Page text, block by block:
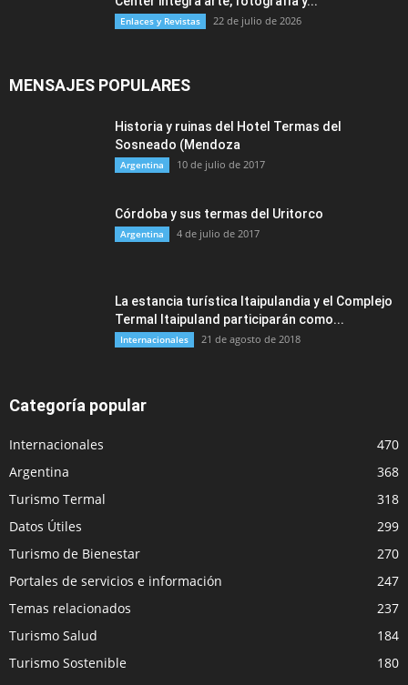
Enlaces y Revistas 22 de julio de 2026
MENSAJES POPULARES
Historia y ruinas del Hotel Termas del
Sosneado (Mendoza
Argentina 10 de julio de 2017
Córdoba y sus termas del Uritorco
Argentina 4 de julio de 2017
La estancia turística Itaipulandia y el Complejo
Termal Itaipuland participarán como...
Internacionales 21 de agosto de 2018
Categoría popular
Internacionales
470
Argentina
368
Turismo Termal
318
Datos Útiles
299
Turismo de Bienestar
270
Portales de servicios e información
247
Temas relacionados
237
Turismo Salud
184
Turismo Sostenible
180